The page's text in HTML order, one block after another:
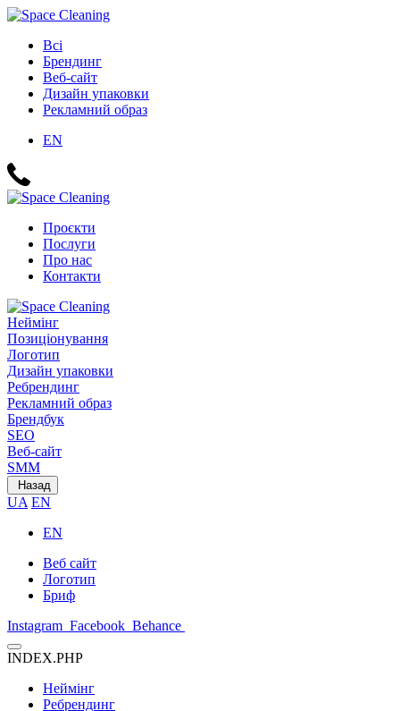
Всі
Брендинг
Веб-сайт
Дизайн упаковки
Рекламний образ
EN
Проєкти
Послуги
Про нас
Контакти
Неймінг
Позиціонування
Логотип
Дизайн упаковки
Ребрендинг
Рекламний образ
Брендбук
SEO
Веб-сайт
SMM
Назад
UA EN
EN
Веб сайт
Логотип
Бриф
Instagram Facebook Behance
INDEX.PHP
Неймінг
Ребрендинг